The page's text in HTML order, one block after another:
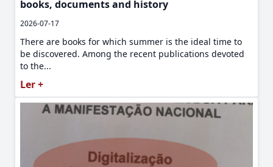
books, documents and history
2026-07-17
There are books for which summer is the ideal time to
be discovered. Among the recent publications devoted
to the...
Ler +